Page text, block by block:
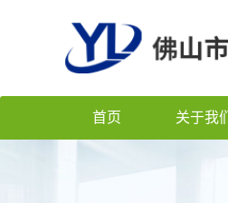
首页 关于我们